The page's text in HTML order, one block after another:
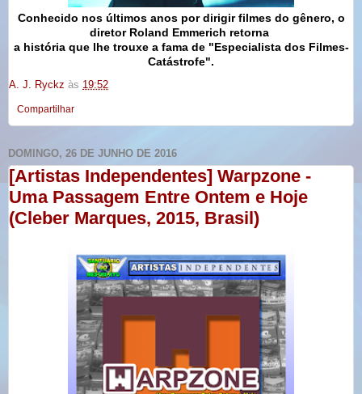
Conhecido nos últimos anos por dirigir filmes do gênero, o
diretor Roland Emmerich retorna
a história que lhe trouxe a fama de "Especialista dos Filmes-
Catástrofe".
A. J. Ryckz às 19:52
Compartilhar
DOMINGO, 26 DE JUNHO DE 2016
[Artistas Independentes] Warpzone -
Uma Passagem Entre Ontem e Hoje
(Cleber Marques, 2015, Brasil)